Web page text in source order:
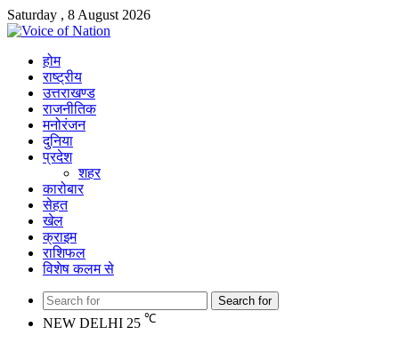
Saturday , 8 August 2026
होम
राष्ट्रीय
उत्तराखण्ड
राजनीतिक
मनोरंजन
दुनिया
प्रदेश
शहर
कारोबार
सेहत
खेल
क्राइम
राशिफल
विशेष कलम से
Search for
NEW DELHI 25 ℃